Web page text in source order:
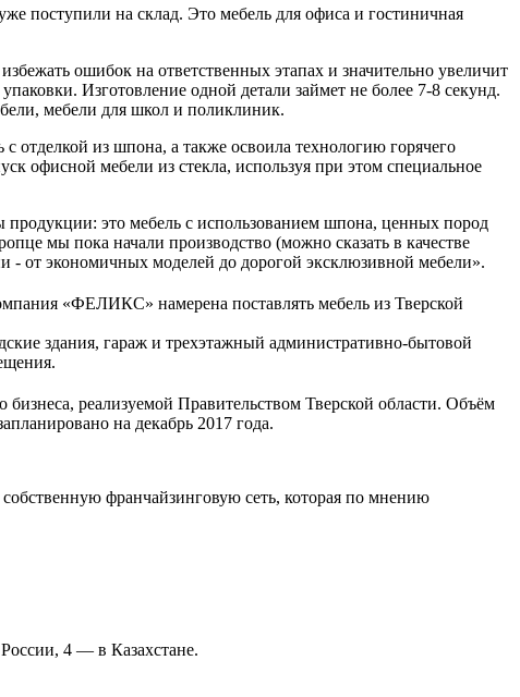
поступили на склад. Это мебель для офиса и гостиничная
ошибок на ответственных этапах и значительно увеличит
Изготовление одной детали займет не более 7-8 секунд.
мебели для школ и поликлиник.
из шпона, а также освоила технологию горячего
офисной мебели из стекла, используя при этом специальное
это мебель с использованием шпона, ценных пород
мы пока начали производство (можно сказать в качестве
- от экономичных моделей до дорогой эксклюзивной мебели».
«ФЕЛИКС» намерена поставлять мебель из Тверской
здания, гараж и трехэтажный административно-бытовой
реализуемой Правительством Тверской области. Объём
на декабрь 2017 года.
франчайзинговую сеть, которая по мнению
4 — в Казахстане.